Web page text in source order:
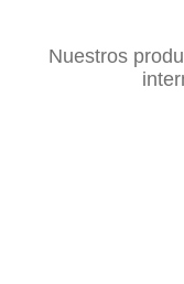
Nuestros